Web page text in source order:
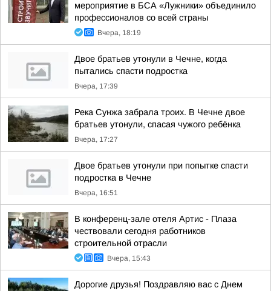
мероприятие в БСА «Лужники» объединило
профессионалов со всей страны
Вчера, 18:19
Двое братьев утонули в Чечне, когда
пытались спасти подростка
Вчера, 17:39
Река Сунжа забрала троих. В Чечне двое
братьев утонули, спасая чужого ребёнка
Вчера, 17:27
Двое братьев утонули при попытке спасти
подростка в Чечне
Вчера, 16:51
В конференц-зале отеля Артис - Плаза
чествовали сегодня работников
строительной отрасли
Вчера, 15:43
Дорогие друзья! Поздравляю вас с Днем